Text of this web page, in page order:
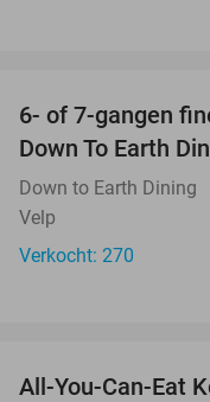
6- of 7-gangen
Down To Earth
Down to Earth Dining
Velp
Verkocht: 270
All-You-Can-Eat